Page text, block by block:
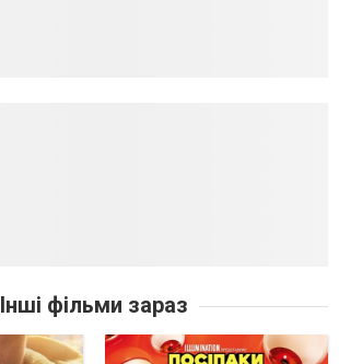
Інші фільми зараз